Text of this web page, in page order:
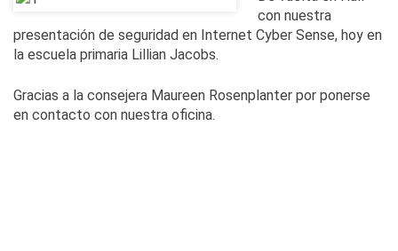
con nuestra
presentación de seguridad en Internet Cyber Sense, hoy en
la escuela primaria Lillian Jacobs.
Gracias a la consejera Maureen Rosenplanter por ponerse
en contacto con nuestra oficina.